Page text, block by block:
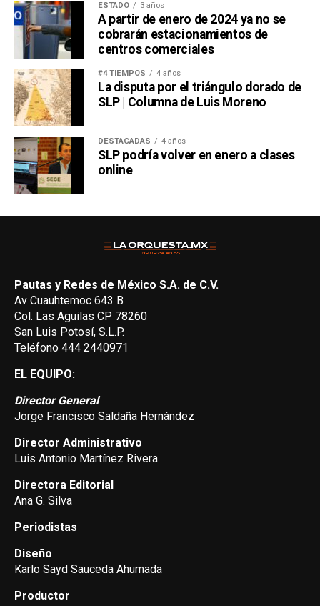
ESTADO 3 años
A partir de enero de 2024 ya no se
cobrarán estacionamientos de
centros comerciales
#4 TIEMPOS 4 años
La disputa por el triángulo dorado de
SLP | Columna de Luis Moreno
DESTACADAS 4 años
SLP podría volver en enero a clases
online
Pautas y Redes de México S.A. de C.V.
Av Cuauhtemoc 643 B
Col. Las Aguilas CP 78260
San Luis Potosí, S.L.P.
Teléfono 444 2440971
EL EQUIPO:
Director General
Jorge Francisco Saldaña Hernández
Director Administrativo
Luis Antonio Martínez Rivera
Directora Editorial
Ana G. Silva
Periodistas
Diseño
Karlo Sayd Sauceda Ahumada
Productor